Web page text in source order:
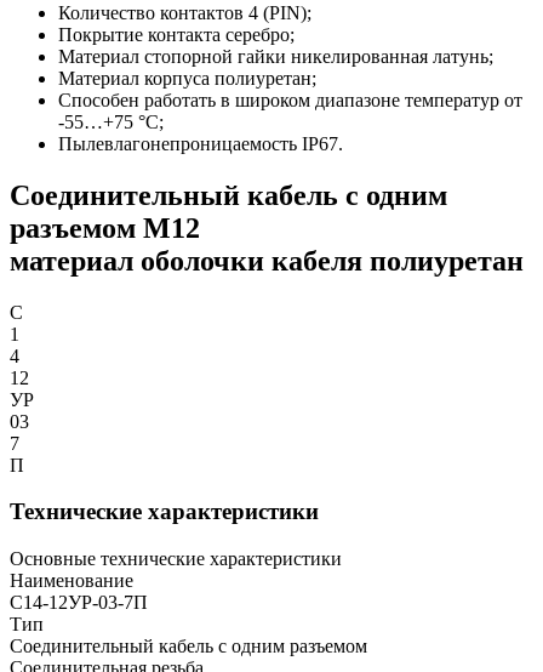
Количество контактов 4 (PIN);
Покрытие контакта серебро;
Материал стопорной гайки никелированная латунь;
Материал корпуса полиуретан;
Способен работать в широком диапазоне температур от
-55…+75 °С;
Пылевлагонепроницаемость IP67.
Соединительный кабель с одним
разъемом М12
материал оболочки кабеля полиуретан
С
1
4
12
УР
03
7
П
Технические характеристики
Основные технические характеристики
Наименование
С14-12УР-03-7П
Тип
Соединительный кабель с одним разъемом